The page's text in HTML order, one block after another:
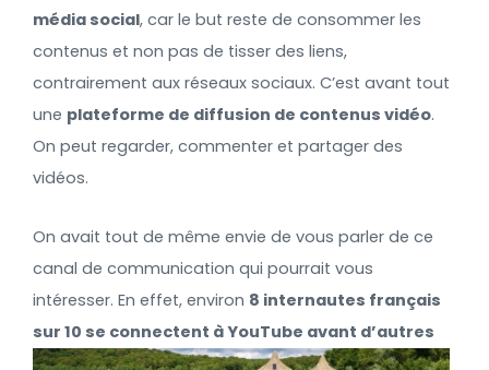
média social, car le but reste de consommer les
contenus et non pas de tisser des liens,
contrairement aux réseaux sociaux. C’est avant tout
une plateforme de diffusion de contenus vidéo.
On peut regarder, commenter et partager des
vidéos.
On avait tout de même envie de vous parler de ce
canal de communication qui pourrait vous
intéresser. En effet, environ 8 internautes français
sur 10 se connectent àYouTube avant d’autres